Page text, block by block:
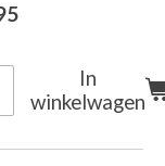
In
winkelwagen